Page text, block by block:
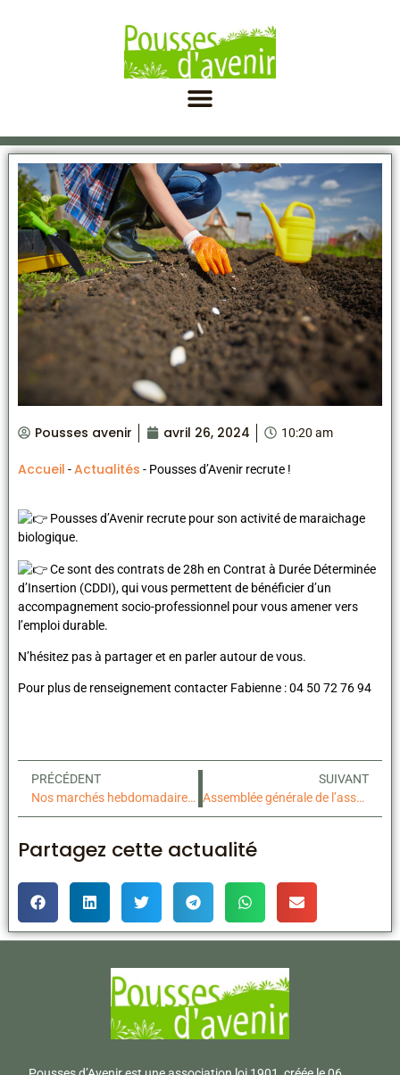
Pousses avenir avril 26, 2024 10:20 am
Accueil -Actualités - Pousses d’Avenir recrute !
Pousses d’Avenir recrute pour son activité de maraichage
biologique.
Ce sont des contrats de 28h en Contrat à Durée Déterminée
d’Insertion (CDDI), qui vous permettent de bénéficier d’un
accompagnement socio-professionnel pour vous amener vers
l’emploi durable.
N’hésitez pas à partager et en parler autour de vous.
Pour plus de renseignement contacter Fabienne : 04 50 72 76 94
PRÉCÉDENT
Nos marchés hebdomadaires !!
SUIVANT
Assemblée générale de l’association:28 mai 2024
Partagez cette actualité